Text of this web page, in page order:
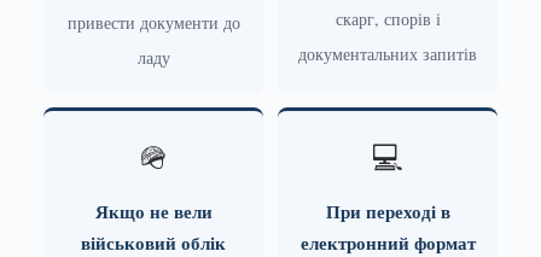
привести документи до
ладу
скарг, спорів і
документальних запитів
🪖
Якщо не вели
військовий облік
💻
При переході в
електронний формат